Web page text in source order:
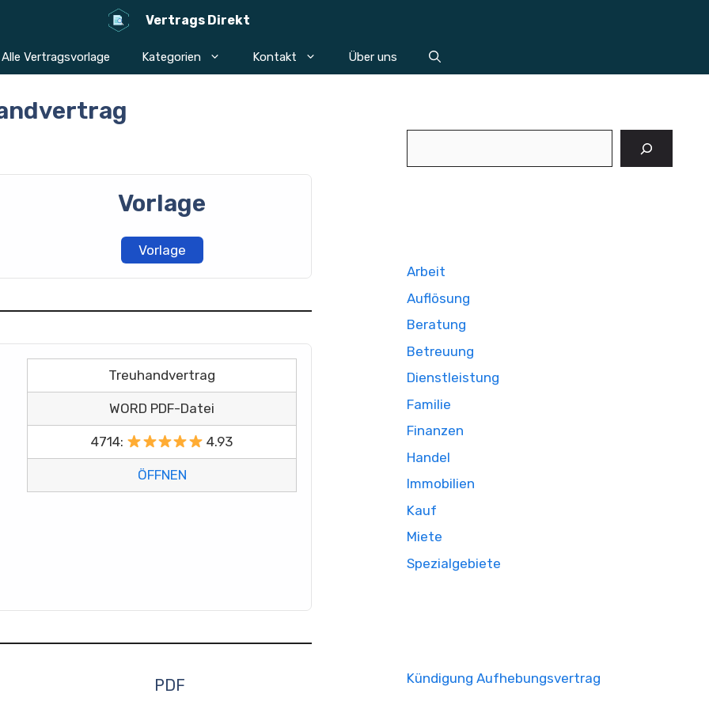
Vertrags Direkt
Alle Vertragsvorlage Kategorien Kontakt Über uns
Vorlage
Vorlage
Treuhandvertrag
WORD PDF-Datei
4714: 4.93
ÖFFNEN
PDF
Arbeit
Auflösung
Beratung
Betreuung
Dienstleistung
Familie
Finanzen
Handel
Immobilien
Kauf
Miete
Spezialgebiete
Kündigung Aufhebungsvertrag